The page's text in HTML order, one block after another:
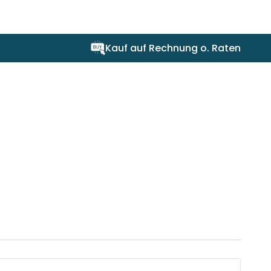
abwischen
sie die Lichtreflektion in der
Kauf auf Rechnung o. Raten